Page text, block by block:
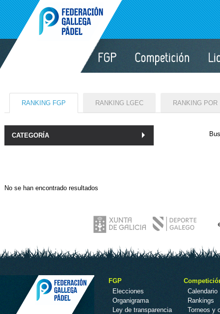
RANKING FGP RANKING LGEC RANKING POR
CATEGORÍA
No se han encontrado resultados
FGP
Elecciones
Organigrama
Ley de transparencia
Calendario
Rankings
Torneos y